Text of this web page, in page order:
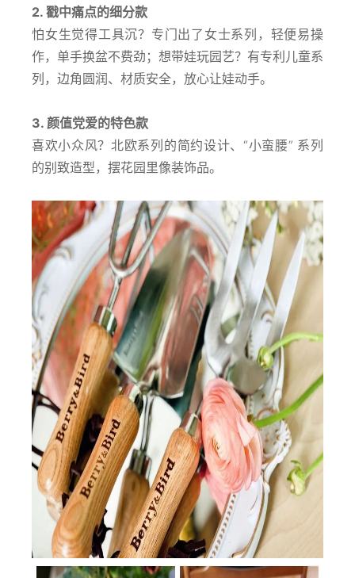
2. 戳中痛点的细分款
怕女生觉得工具沉？专门出了女士系列，轻便易操
作，单手换盆不费劲；想带娃玩园艺？有专利儿童系
列，边角圆润、材质安全，放心让娃动手。
3. 颜值党爱的特色款
喜欢小众风？北欧系列的简约设计、“小蛮腰” 系列
的别致造型，摆花园里像装饰品。